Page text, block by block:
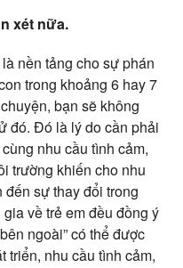
xét nữa.
nền tảng cho sự phán
trong khoảng 6 hay 7
bạn sẽ không
đó. Đó là lý do cần phải
nhu cầu tình cảm,
trường khiến cho nhu
sự thay đổi trong
về trẻ em đều đồng ý
ngoài” có thể được
triển, nhu cầu tình cảm,